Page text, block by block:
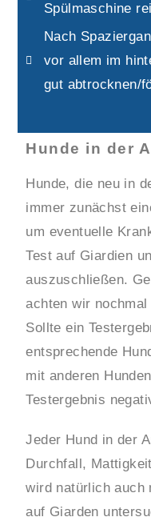
Spülmaschine
Nach
vor allem im
gut abtrocknen/
Hunde in der
Hunde, die neu in
immer zunächst
um eventuelle
Test auf Giardien
auszuschließen.
achten wir
Sollte ein
entsprechende
mit anderen
Testergebnis
Jeder Hund in der
Durchfall,
wird natürlich auch
auf Giarden